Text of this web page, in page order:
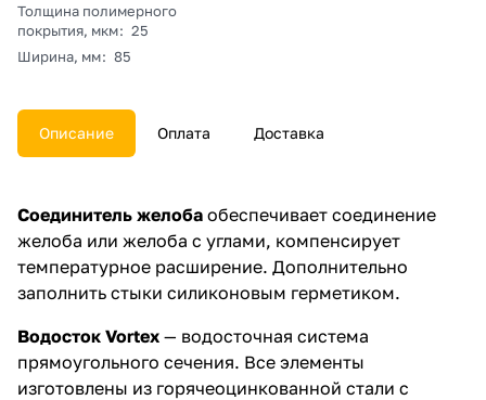
Толщина полимерного
покрытия, мкм: 25
Ширина, мм: 85
Описание Оплата Доставка
Соединитель желоба обеспечивает соединение
желоба или желоба с углами, компенсирует
температурное расширение. Дополнительно
заполнить стыки силиконовым герметиком.
Водосток Vortex — водосточная система
прямоугольного сечения. Все элементы
изготовлены из горячеоцинкованной стали с